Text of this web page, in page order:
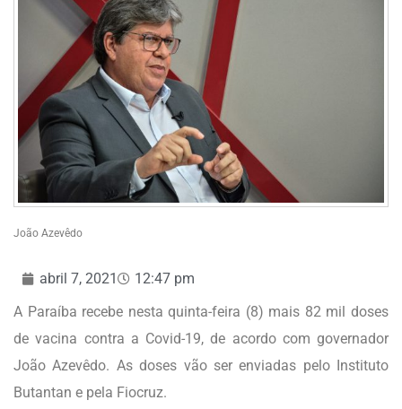
João Azevêdo
abril 7, 2021
12:47 pm
A Paraíba recebe nesta quinta-feira (8) mais 82 mil doses
de vacina contra a Covid-19, de acordo com governador
João Azevêdo. As doses vão ser enviadas pelo Instituto
Butantan e pela Fiocruz.